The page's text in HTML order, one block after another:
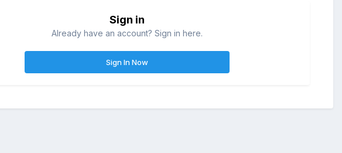
Sign in
Already have an account? Sign in here.
Sign In Now